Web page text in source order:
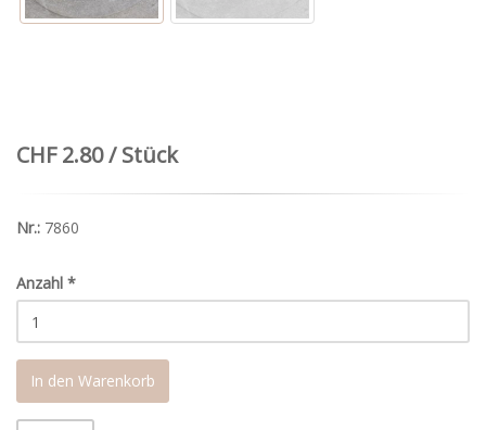
CHF 2.80 / Stück
Nr.: 7860
Anzahl *
In den Warenkorb